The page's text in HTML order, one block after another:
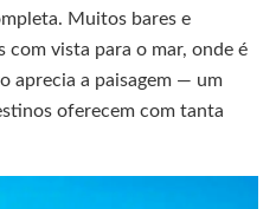
Muitos bares e
com vista para o mar, onde é
aprecia a paisagem — um
oferecem com tanta